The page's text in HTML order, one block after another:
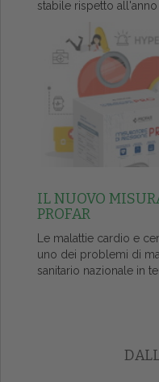
stabile rispetto all'anno
IL NUOVO
PROFAR
Le malattie cardio e
uno dei problemi di
sanitario nazionale in